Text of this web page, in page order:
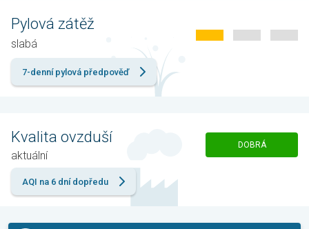
Pylová zátěž
slabá
7-denní pylová předpověď
Kvalita ovzduší
aktuální
DOBRÁ
AQI na 6 dní dopředu